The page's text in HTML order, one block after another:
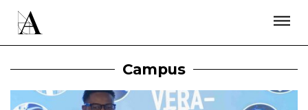
Campus
ÚNETE A LA ACADEMIA DE CINE